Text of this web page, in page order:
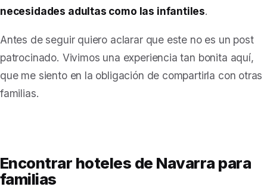
necesidades adultas como las infantiles.
Antes de seguir quiero aclarar que este no es un post
patrocinado. Vivimos una experiencia tan bonita aquí,
que me siento en la obligación de compartirla con otras
familias.
Encontrar hoteles de Navarra para
familias